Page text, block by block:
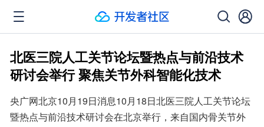
北医三院人工关节论坛暨热点与前沿技术
研讨会举行 聚焦关节外科智能化技术
央广网北京10月19日消息10月18日北医三院人工关节论坛
暨热点与前沿技术研讨会在北京举行，来自国内骨关节外